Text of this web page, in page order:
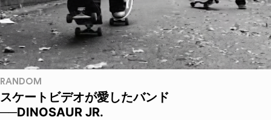
RANDOM
スケートビデオが愛したバンド
──DINOSAUR JR.